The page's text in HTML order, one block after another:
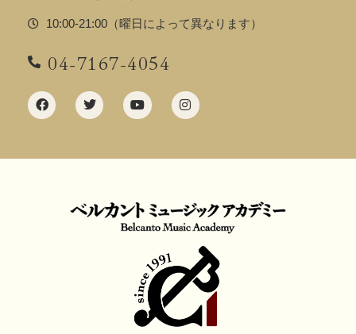
10:00-21:00（曜日によって異なります）
04-7167-4054